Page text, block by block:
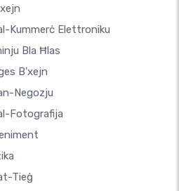
Kummerċ Elettroniku
Bla Ħlas
B'xejn
Negozju
Fotografija
Tieġ